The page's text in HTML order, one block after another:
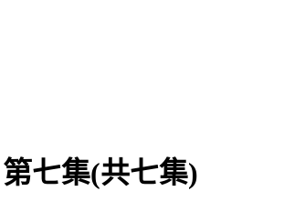
七集(共七集)